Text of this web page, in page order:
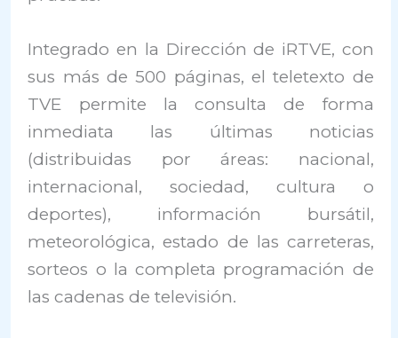
Integrado en la Dirección de iRTVE, con
sus más de 500 páginas, el teletexto de
TVE permite la consulta de forma
inmediata las últimas noticias
(distribuidas por áreas: nacional,
internacional, sociedad, cultura o
deportes), información bursátil,
meteorológica, estado de las carreteras,
sorteos o la completa programación de
las cadenas de televisión.